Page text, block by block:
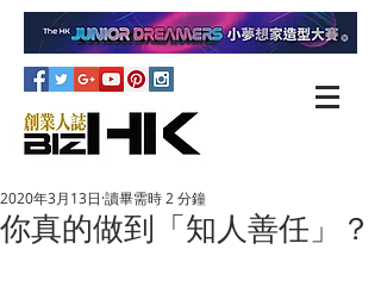
你真的做到「知人善任」？
2020年3月13日 讀畢需時 2 分鐘